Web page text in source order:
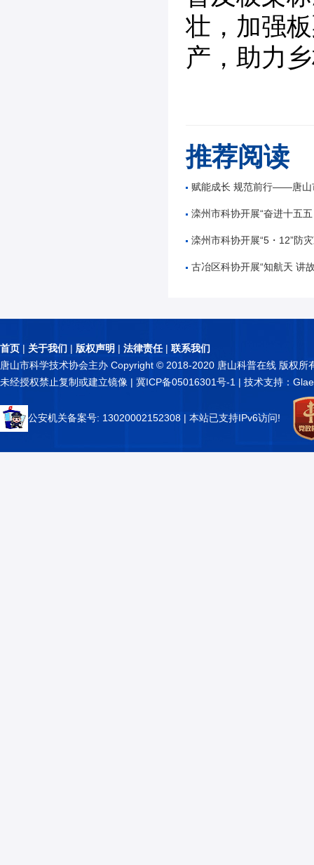
壮，加强
产，助力
推荐阅读
赋能成长 规范前行——唐山市公路学会举办公路工
滦州市科协开展“奋进十五五 科技谱新篇”全国
滦州市科协开展“5・12”防灾减
古冶区科协开展“知航天 讲故事 逐星辰——中国
首页 | 关于我们 | 版权声明 | 法律责任| 联系我们
唐山市科学技术协会主办 Copyright © 2018-2020 唐山科普在线 版权所
未经授权禁止复制或建立镜像 | 冀ICP备05016301号-1 | 技术支持：
公安机关备案号: 13020002152308 | 本站已支持IPv6访问!